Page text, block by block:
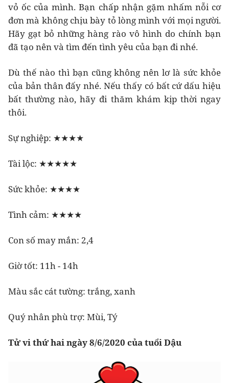
vỏ ốc của mình. Bạn chấp nhận gặm nhấm nỗi cơ
đơn mà không chịu bày tỏ lòng mình với mọi người.
Hãy gạt bỏ những hàng rào vô hình do chính bạn
đã tạo nên và tìm đến tình yêu của bạn đi nhé.
Dù thế nào thì bạn cũng không nên lơ là sức khỏe
của bản thân đấy nhé. Nếu thấy có bất cứ dấu hiệu
bất thường nào, hãy đi thăm khám kịp thời ngay
thôi.
Sự nghiệp: ★★★★
Tài lộc: ★★★★★
Sức khỏe: ★★★★
Tình cảm: ★★★★
Con số may mắn: 2,4
Giờ tốt: 11h - 14h
Màu sắc cát tường: trắng, xanh
Quý nhân phù trợ: Mùi, Tý
Tử vi thứ hai ngày 8/6/2020 của tuổi Dậu